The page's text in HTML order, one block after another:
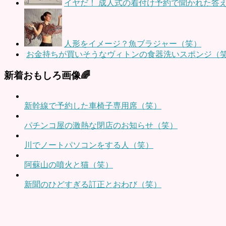
イヤだ！ 成人式の着付け予約で聞かれた答
人形をイメージ？魚ブラジャー（笑）
お金持ちが買いそうなヴィトンの食器洗いスポンジ（笑
新着おもしろ画像🌈
新幹線で予約した車椅子専用席（笑）
パチンコ屋の激熱な閉店のお知らせ（笑）
川でノートパソコンをする人（笑）
阿蘇山の噴火と猫（笑）
新聞のひどすぎる訂正とおわび（笑）